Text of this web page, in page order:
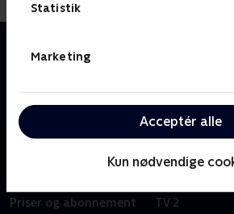
Statistik
Marketing
Acceptér alle
Kun nødvendige
En samling af små kortfilm for de
underholdende.
Priser og abonnement
TV 2